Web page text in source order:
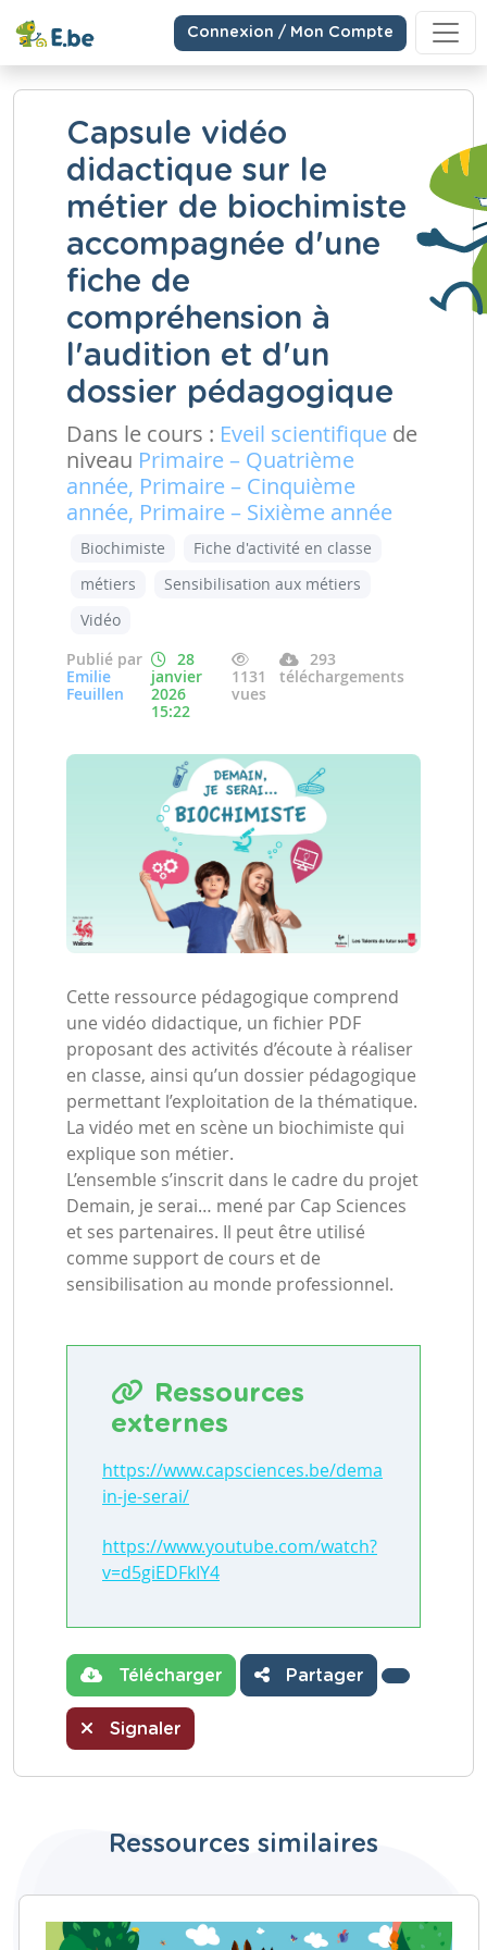
Connexion / Mon Compte
Capsule vidéo
didactique sur le
métier de biochimiste
accompagnée d'une
fiche de
compréhension à
l'audition et d'un
dossier pédagogique
Dans le cours : Eveil scientifique de
niveau Primaire – Quatrième
année, Primaire – Cinquième
année, Primaire – Sixième année
Biochimiste
Fiche d'activité en classe
métiers
Sensibilisation aux métiers
Vidéo
Publié par
Emilie
Feuillen
28
janvier
2026
15:22
1131
vues
293
téléchargements
Cette ressource pédagogique comprend
une vidéo didactique, un fichier PDF
proposant des activités d’écoute à réaliser
en classe, ainsi qu’un dossier pédagogique
permettant l’exploitation de la thématique.
La vidéo met en scène un biochimiste qui
explique son métier.
L’ensemble s’inscrit dans le cadre du projet
Demain, je serai… mené par Cap Sciences
et ses partenaires. Il peut être utilisé
comme support de cours et de
sensibilisation au monde professionnel.
Ressources
externes
https://www.capsciences.be/dema
in-je-serai/
https://www.youtube.com/watch?
v=d5giEDFkIY4
Télécharger Partager
Signaler
Ressources similaires